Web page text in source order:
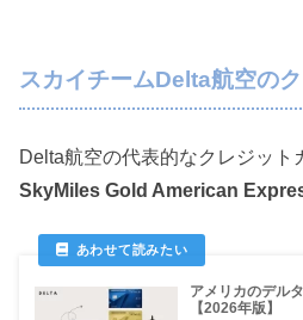
スカイチームDelta航空の
Delta航空の代表的なクレジット
SkyMiles Gold American
アメリカのデル
【2026年版】